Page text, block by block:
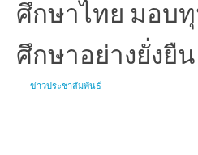
ศึกษาไทย มอบ
ศึกษาอย่างยั่งยืน
ข่าวประชาสัมพันธ์